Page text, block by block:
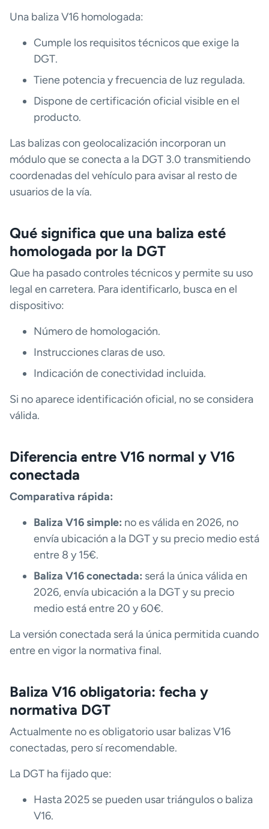
Una baliza V16 homologada:
Cumple los requisitos técnicos que exige la
DGT.
Tiene potencia y frecuencia de luz regulada.
Dispone de certificación oficial visible en el
producto.
Las balizas con geolocalización incorporan un
módulo que se conecta a la DGT 3.0 transmitiendo
coordenadas del vehículo para avisar al resto de
usuarios de la vía.
Qué significa que una baliza esté
homologada por la DGT
Que ha pasado controles técnicos y permite su uso
legal en carretera. Para identificarlo, busca en el
dispositivo:
Número de homologación.
Instrucciones claras de uso.
Indicación de conectividad incluida.
Si no aparece identificación oficial, no se considera
válida.
Diferencia entre V16 normal y V16
conectada
Comparativa rápida:
Baliza V16 simple: no es válida en 2026, no
envía ubicación a la DGT y su precio medio está
entre 8 y 15€.
Baliza V16 conectada: será la única válida en
2026, envía ubicación a la DGT y su precio
medio está entre 20 y 60€.
La versión conectada será la única permitida cuando
entre en vigor la normativa final.
Baliza V16 obligatoria: fecha y
normativa DGT
Actualmente no es obligatorio usar balizas V16
conectadas, pero sí recomendable.
La DGT ha fijado que:
Hasta 2025 se pueden usar triángulos o baliza
V16.